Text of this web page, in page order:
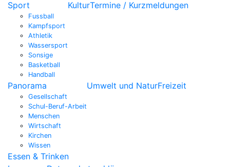
Sport
Fussball
Kampfsport
Athletik
Wassersport
Sonsige
Basketball
Handball
KulturTermine / Kurzmeldungen
Panorama
Gesellschaft
Schul-Beruf-Arbeit
Menschen
Wirtschaft
Kirchen
Wissen
Umwelt und NaturFreizeit
Essen & Trinken